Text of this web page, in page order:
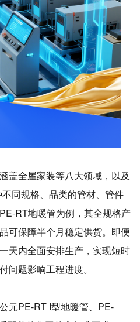
盖全屋家装等八大领域，以及
同规格、品类的管材、管件
RT地暖管为例，其全规格产
可保障半个月稳定供货。即便
天内全面安排生产，实现短时
问题影响工程进度。
元PE-RT I型地暖管、PE-